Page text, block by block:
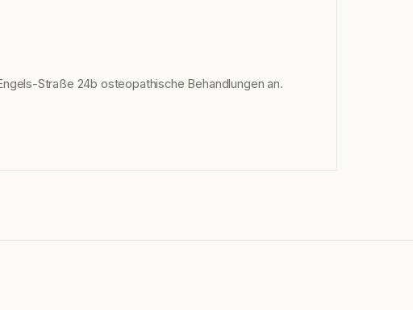
Straße 24b osteopathische Behandlungen an.